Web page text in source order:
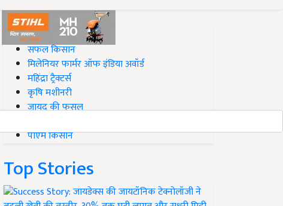
#Top on Krishi Jagran
सफल किसान
मिलेनियर फार्मर ऑफ इंडिया अवॉर्ड
महिंद्रा ट्रैक्टर्स
कृषि मशीनरी
जायद की फसल
पीएम किसान
Top Stories